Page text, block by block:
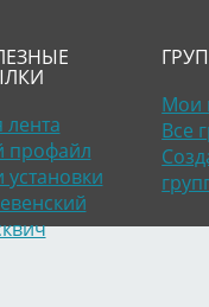
профайл
Мои
Все